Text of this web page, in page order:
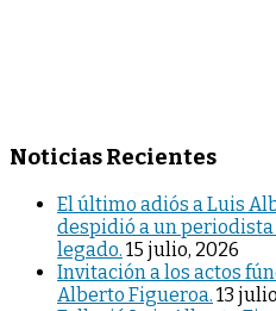
Noticias Recientes
El último adiós a Luis
despidió a un periodista
legado. 15 julio, 2026
Invitación a los actos
Alberto Figueroa. 13